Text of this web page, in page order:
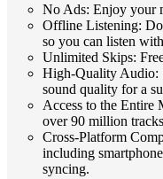
No Ads: Enjoy your
Offline Listening:
so you can listen
Unlimited Skips:
High-Quality Audio:
sound quality for a
Access to the Entire
over 90 million
Cross-Platform
including
syncing.